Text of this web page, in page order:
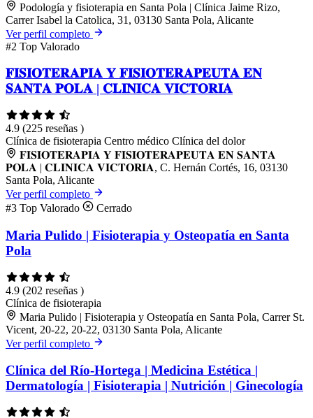
Podología y fisioterapia en Santa Pola | Clínica Jaime Rizo,
Carrer Isabel la Catolica, 31, 03130 Santa Pola, Alicante
Ver perfil completo
#2 Top Valorado
𝐅𝐈𝐒𝐈𝐎𝐓𝐄𝐑𝐀𝐏𝐈𝐀 𝐘 𝐅𝐈𝐒𝐈𝐎𝐓𝐄𝐑𝐀𝐏𝐄𝐔𝐓𝐀 𝐄𝐍
𝐒𝐀𝐍𝐓𝐀 𝐏𝐎𝐋𝐀 | 𝐂𝐋𝐈𝐍𝐈𝐂𝐀 𝐕𝐈𝐂𝐓𝐎𝐑𝐈𝐀
4.9 (225 reseñas )
Clínica de fisioterapia Centro médico Clínica del dolor
𝐅𝐈𝐒𝐈𝐎𝐓𝐄𝐑𝐀𝐏𝐈𝐀 𝐘 𝐅𝐈𝐒𝐈𝐎𝐓𝐄𝐑𝐀𝐏𝐄𝐔𝐓𝐀 𝐄𝐍 𝐒𝐀𝐍𝐓𝐀
𝐏𝐎𝐋𝐀 | 𝐂𝐋𝐈𝐍𝐈𝐂𝐀 𝐕𝐈𝐂𝐓𝐎𝐑𝐈𝐀, C. Hernán Cortés, 16, 03130
Santa Pola, Alicante
Ver perfil completo
#3 Top Valorado Cerrado
Maria Pulido | Fisioterapia y Osteopatía en Santa
Pola
4.9 (202 reseñas )
Clínica de fisioterapia
Maria Pulido | Fisioterapia y Osteopatía en Santa Pola, Carrer St.
Vicent, 20-22, 20-22, 03130 Santa Pola, Alicante
Ver perfil completo
Clínica del Río-Hortega | Medicina Estética |
Dermatología | Fisioterapia | Nutrición | Ginecología